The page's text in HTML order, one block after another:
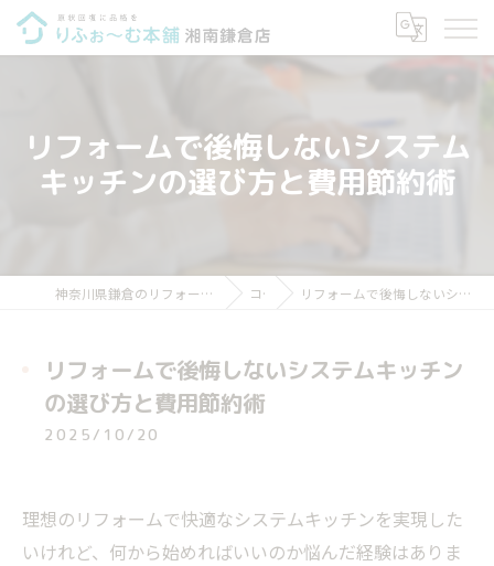
リフォームで後悔しないシステム
キッチンの選び方と費用節約術
神奈川県鎌倉のリフォームならりふぉ～む本舗 湘南鎌倉店 コラム リフォームで後悔しないシステムキッチンの選び方と費用節約術
リフォームで後悔しないシステムキッチン
の選び方と費用節約術
2025/10/20
理想のリフォームで快適なシステムキッチンを実現した
いけれど、何から始めればいいのか悩んだ経験はありま